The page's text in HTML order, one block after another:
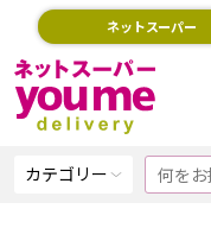
ネットスーパー
カテゴリー